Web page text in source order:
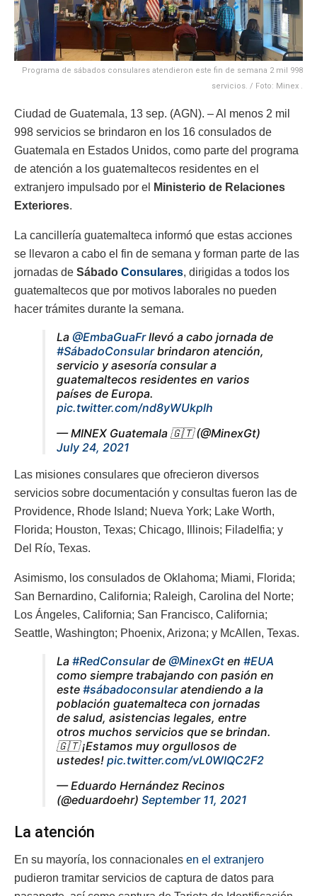
Programa de sábados consulares atendieron este fin de semana 2 mil 998
servicios. / Foto: Minex .
Ciudad de Guatemala, 13 sep. (AGN). – Al menos 2 mil
998 servicios se brindaron en los 16 consulados de
Guatemala en Estados Unidos, como parte del programa
de atención a los guatemaltecos residentes en el
extranjero impulsado por el
Ministerio de Relaciones
Exteriores.
La cancillería guatemalteca informó que estas acciones
se llevaron a cabo el fin de semana y forman parte de las
jornadas de Sábado Consulares, dirigidas a todos los
guatemaltecos que por motivos laborales no pueden
hacer trámites durante la semana.
La @EmbaGuaFrllevó a cabo jornada de
#SábadoConsularbrindaron atención,
servicio y asesoría consular a
guatemaltecos residentes en varios
países de Europa.
pic.twitter.com/nd8yWUkplh
— MINEX Guatemala 🇬🇹 (@MinexGt)
July 24, 2021
Las misiones consulares que ofrecieron diversos
servicios sobre documentación y consultas fueron las de
Providence, Rhode Island; Nueva York; Lake Worth,
Florida; Houston, Texas; Chicago, Illinois; Filadelfia; y
Del Río, Texas.
Asimismo, los consulados de Oklahoma; Miami, Florida;
San Bernardino, California; Raleigh, Carolina del Norte;
Los Ángeles, California; San Francisco, California;
Seattle, Washington; Phoenix, Arizona; y McAllen, Texas.
La #RedConsularde @MinexGt en #EUA
como siempre trabajando con pasión en
este #sábadoconsularatendiendo a la
población guatemalteca con jornadas
de salud, asistencias legales, entre
otros muchos servicios que se brindan.
🇬🇹 ¡Estamos muy orgullosos de
ustedes! pic.twitter.com/vL0WIQC2F2
— Eduardo Hernández Recinos
(@eduardoehr) September 11, 2021
La atención
En su mayoría, los connacionales en el extranjero
pudieron tramitar servicios de captura de datos para